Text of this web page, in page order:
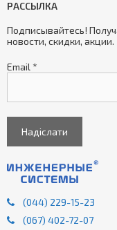
РАССЫЛКА
Подписывайтесь!
новости, скидки, акции.
Email *
(044) 229-15-23
(067) 402-72-07